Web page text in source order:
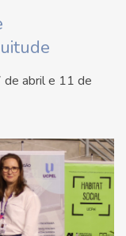
de abril e 11 de